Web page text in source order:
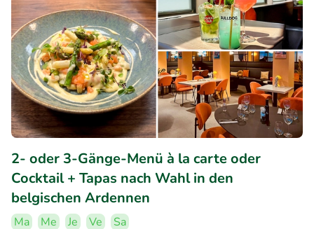
2- oder 3-Gänge-Menü à la carte oder
Cocktail + Tapas nach Wahl in den
belgischen Ardennen
Ma Me Je Ve
Sa